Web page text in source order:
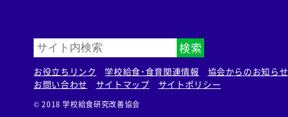
検索
お役立ちリンク 学校給食・食育関連情報 協会からのお知らせ
お問い合わせ
サイトマップ サイトポリシー
© 2018 学校給食研究改善協会